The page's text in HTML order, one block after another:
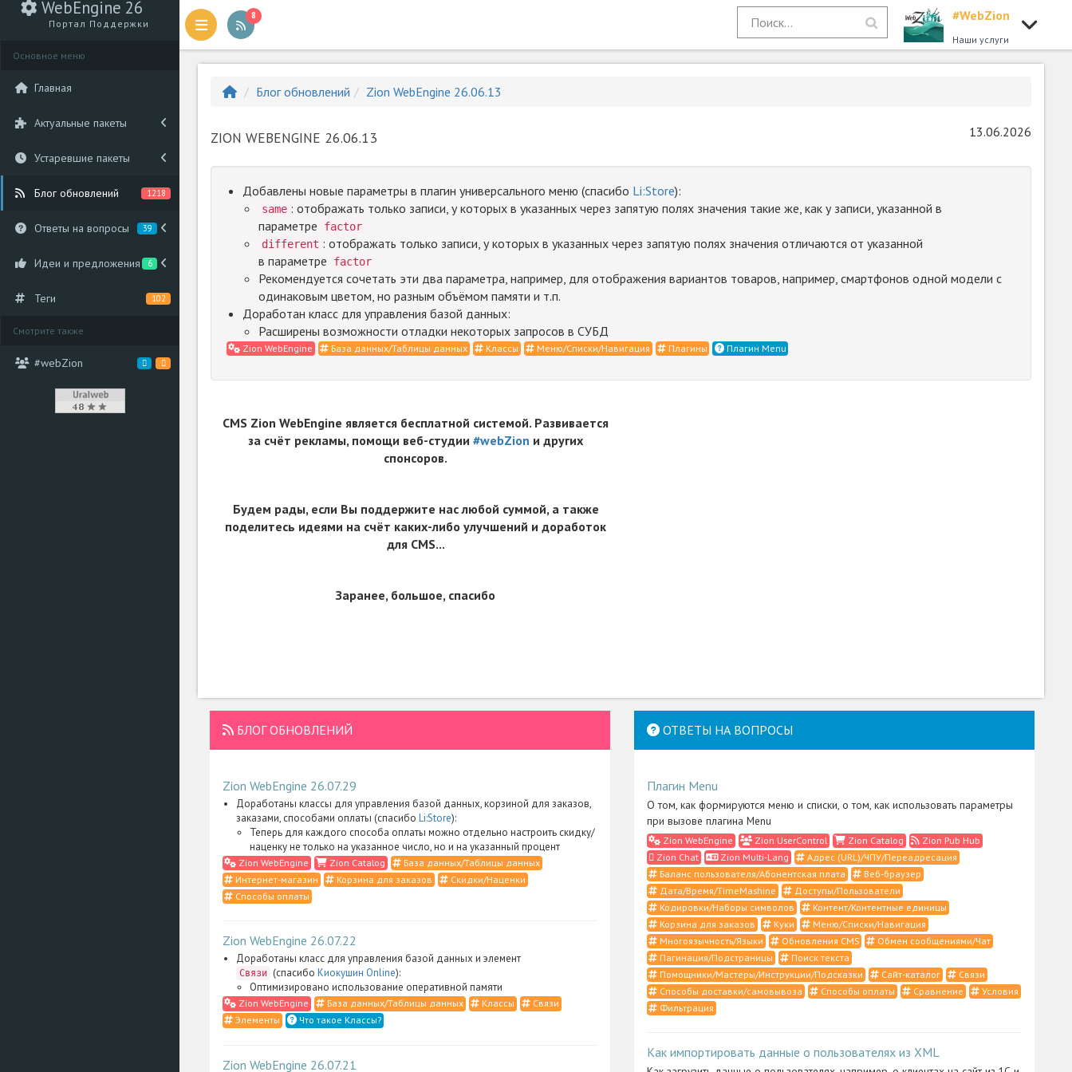
WebEngine 26
Портал Поддержки
Основное меню
Главная
Актуальные пакеты
Устаревшие пакеты
Блог обновлений 1218
Ответы на вопросы 39
Идеи и предложения 6
Теги 102
Смотрите также
#webZion
8 #WebZion
Наши услуги
Блог обновлений Zion WebEngine 26.06.13
ZION WEBENGINE 26.06.13 13.06.2026
Добавлены новые параметры в плагин универсального меню (спасибо Li:Store):
same : отображать только записи, у которых в указанных через запятую полях значения такие же, как у записи, указанной в
параметре
factor
different : отображать только записи, у которых в указанных через запятую полях значения отличаются от указанной
в параметре
factor
Рекомендуется сочетать эти два параметра, например, для отображения вариантов товаров, например, смартфонов одной модели с
одинаковым цветом, но разным объёмом памяти и т.п.
Доработан класс для управления базой данных:
Расширены возможности отладки некоторых запросов в СУБД
Zion WebEngine База данных/Таблицы данных Классы Меню/Списки/Навигация Плагины Плагин Menu
CMS Zion WebEngine является бесплатной системой. Развивается
за счёт рекламы, помощи веб-студии #webZion и других
спонсоров.
Будем рады, если Вы поддержите нас любой суммой, а также
поделитесь идеями на счёт каких-либо улучшений и доработок
для CMS...
Заранее, большое, спасибо
БЛОГ ОБНОВЛЕНИЙ
Zion WebEngine 26.07.29
Доработаны классы для управления базой данных, корзиной для заказов,
заказами, способами оплаты (спасибо Li:Store):
Теперь для каждого способа оплаты можно отдельно настроить скидку/
наценку не только на указанное число, но и на указанный процент
Zion WebEngine Zion Catalog
База данных/Таблицы данных
Интернет-магазин
Корзина для заказов
Скидки/Наценки
Способы оплаты
Zion WebEngine 26.07.22
Доработаны класс для управления базой данных и элемент
Связи (спасибо Киокушин Online):
Оптимизировано использование оперативной памяти
Zion WebEngine База данных/Таблицы данных Классы
Связи
Элементы
Что такое Классы?
Zion WebEngine 26.07.21
ОТВЕТЫ НА ВОПРОСЫ
Плагин Menu
О том, как формируются меню и списки, о том, как использовать параметры
при вызове плагина Menu
Zion WebEngine Zion UserControl Zion Catalog
Zion Pub Hub
Zion Chat
Zion Multi-Lang
Адрес (URL)/ЧПУ/Переадресация
Баланс пользователя/Абонентская плата
Веб-браузер
Дата/Время/TimeMashine
Доступы/Пользователи
Кодировки/Наборы символов
Контент/Контентные единицы
Корзина для заказов
Куки
Меню/Списки/Навигация
Многоязычность/Языки
Обновления CMS
Обмен сообщениями/Чат
Пагинация/Подстраницы
Поиск текста
Помощники/Мастеры/Инструкции/Подсказки
Сайт-каталог
Связи
Способы доставки/самовывоза
Способы оплаты Сравнение
Условия
Фильтрация
Как импортировать данные о пользователях из XML